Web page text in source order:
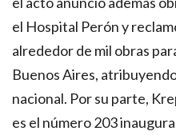
el Hospital Perón y
alrededor de mil obras
Buenos Aires,
nacional. Por su parte,
es el número 203